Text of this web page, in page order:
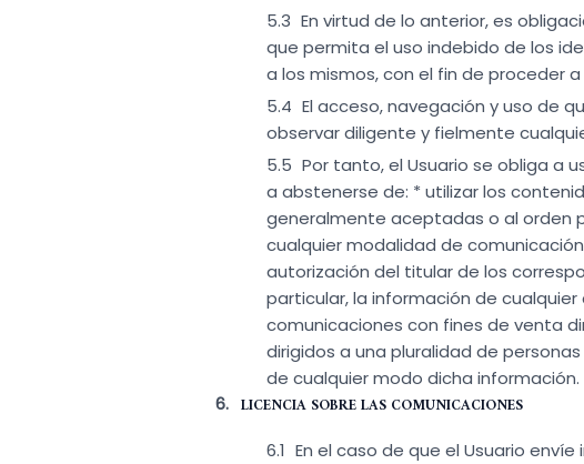
En virtud de lo anterior, es
que permita el uso indebido de los
a los mismos, con el fin de proceder
El acceso, navegación y uso de
observar diligente y fielmente
Por tanto, el Usuario se obliga a
a abstenerse de: * utilizar los
generalmente aceptadas o al orden
cualquier modalidad de
autorización del titular de los
particular, la información de
comunicaciones con fines de venta
dirigidos a una pluralidad de
de cualquier modo dicha información.
LICENCIA SOBRE LAS COMUNICACIONES
En el caso de que el Usuario